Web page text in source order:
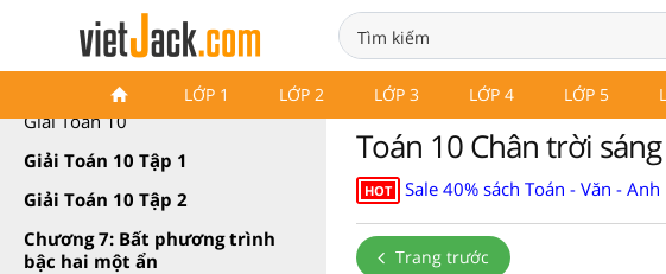
LỚP 1 LỚP 2 LỚP 3 LỚP 4 LỚP 5
Toán 10 Chân trời sáng tạo
Giải Toán 10
Giải Toán 10 Tập 1
Giải Toán 10 Tập 2
Chương 7: Bất phương trình
bậc hai một ẩn
Toán 10 Chân trời
HOT Sale 40% sách Toán - Văn -
Trang trước